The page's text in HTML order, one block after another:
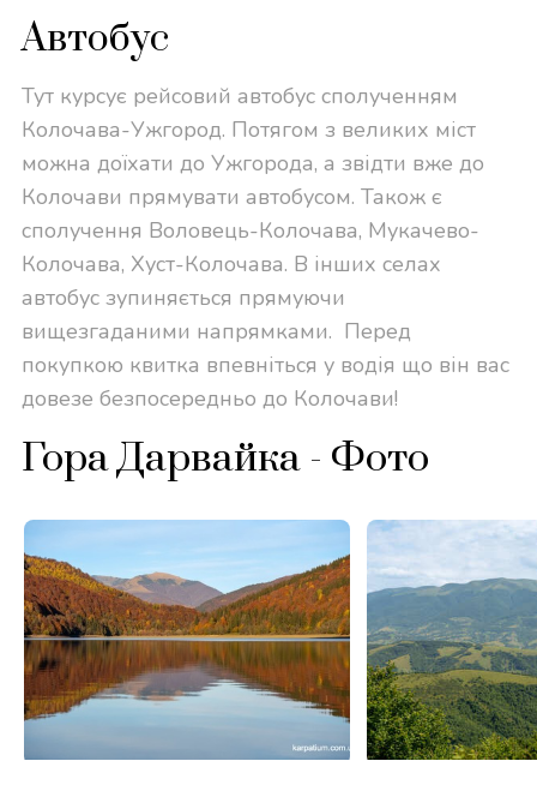
Автобус
Тут курсує рейсовий автобус сполученням
Колочава-Ужгород. Потягом з великих міст
можна доїхати до Ужгорода, а звідти вже до
Колочави прямувати автобусом. Також є
сполучення Воловець-Колочава, Мукачево-
Колочава, Хуст-Колочава. В інших селах
автобус зупиняється прямуючи
вищезгаданими напрямками. Перед
покупкою квитка впевніться у водія що він вас
довезе безпосередньо до Колочави!
Гора Дарвайка - Фото